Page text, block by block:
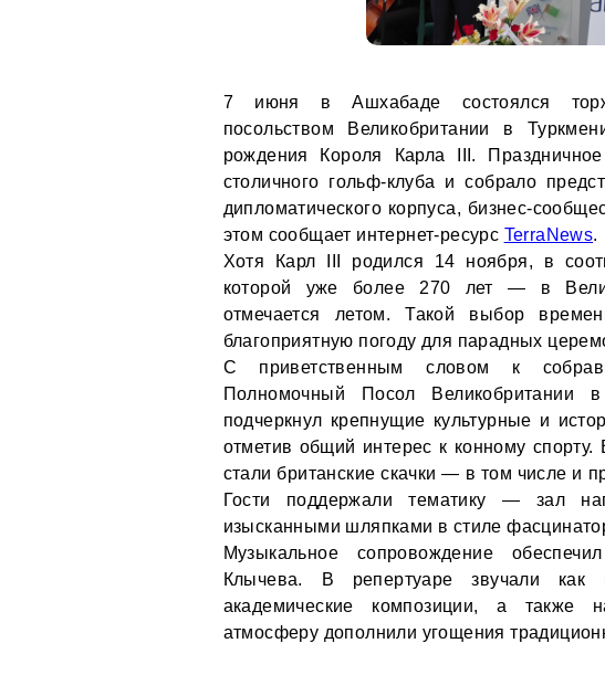
7 июня в Ашхабаде состоялся
посольством Великобритании в
рождения Короля Карла III.
столичного гольф-клуба и собрало
дипломатического корпуса, бизнес-
этом сообщает интернет-ресурс TerraNews.
Хотя Карл III родился 14 ноября, в
которой уже более 270 лет — в
отмечается летом. Такой выбор
благоприятную погоду для парадных
С приветственным словом к
Полномочный Посол Великобритании
подчеркнул крепнущие культурные и
отметив общий интерес к конному
стали британские скачки — в том числе и
Гости поддержали тематику — зал
изысканными шляпками в стиле
Музыкальное сопровождение
Клычева. В репертуаре звучали как
академические композиции, а также
атмосферу дополнили угощения